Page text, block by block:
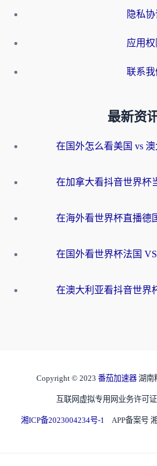
隐私协
应用权
联系我
最新资
Copyright © 2023 番茄加速器 湖南
互联网虚拟专用网业务许可
湘ICP备2023004234号-1 APP备案号